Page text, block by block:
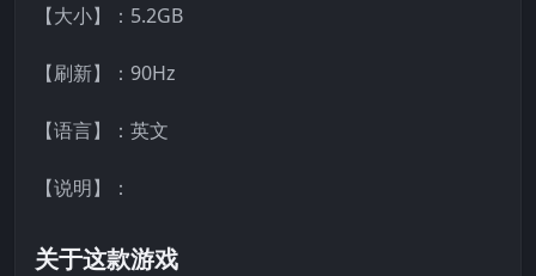
【大小】：5.2GB
【刷新】：90Hz
【语言】：英文
【说明】：
关于这款游戏